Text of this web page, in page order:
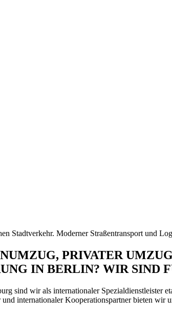
PRIVATER
IN BERLIN? WIR SIND
sind wir als internationaler
internationaler Kooperationspartner bieten wir